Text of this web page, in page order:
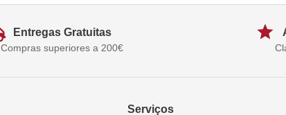
Entregas Gratuitas
Compras superiores a 200€
Serviços